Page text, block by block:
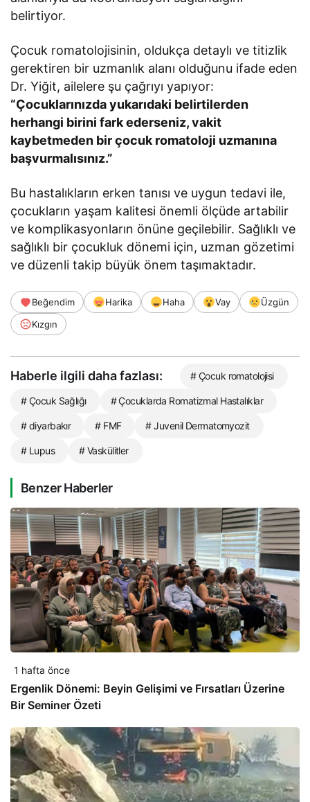
belirtiyor.
Çocuk romatolojisinin, oldukça detaylı ve titizlik
gerektiren bir uzmanlık alanı olduğunu ifade eden
Dr. Yiğit, ailelere şu çağrıyı yapıyor:
“Çocuklarınızda yukarıdaki belirtilerden
herhangi birini fark ederseniz, vakit
kaybetmeden bir çocuk romatoloji uzmanına
başvurmalısınız.”
Bu hastalıkların erken tanısı ve uygun tedavi ile,
çocukların yaşam kalitesi önemli ölçüde artabilir
ve komplikasyonların önüne geçilebilir. Sağlıklı ve
sağlıklı bir çocukluk dönemi için, uzman gözetimi
ve düzenli takip büyük önem taşımaktadır.
Beğendim Harika Haha Vay
Üzgün
Kızgın
Haberle ilgili daha fazlası: # Çocuk romatolojisi
# Çocuk Sağlığı # Çocuklarda Romatizmal Hastalıklar
# diyarbakır # FMF # Juvenil Dermatomyozit
# Lupus # Vaskülitler
Benzer Haberler
1 hafta önce
Ergenlik Dönemi: Beyin Gelişimi ve Fırsatları Üzerine
Bir Seminer Özeti